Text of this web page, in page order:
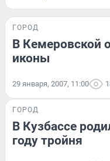
ГОРОД
В Кемеровской
иконы
29 января, 2007, 11:00
ГОРОД
В Кузбассе
году тройня